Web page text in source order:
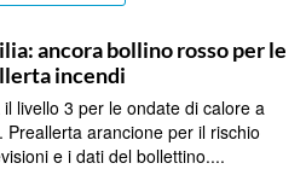
ancora bollino rosso per le
incendi
livello 3 per le ondate di calore a
arancione per il rischio
e i dati del bollettino....